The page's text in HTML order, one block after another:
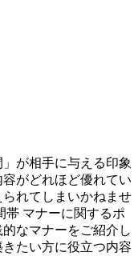
が相手に与える印象
がどれほど優れてい
れてしまいかねませ
帯 マナーに関するポ
なマナーをご紹介し
たい方に役立つ内容